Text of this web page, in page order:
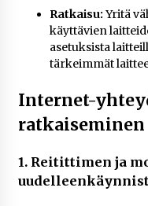
Ratkaisu: Yritä
käyttävien
asetuksista
tärkeimmät
Internet-
ratkaiseminen
1. Reitittimen ja